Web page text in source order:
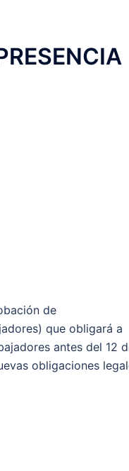
de
que obligará a
antes del 12
obligaciones